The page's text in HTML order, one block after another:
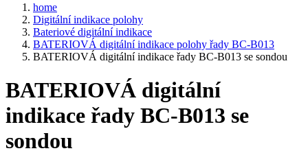
home
Digitální indikace polohy
Bateriové digitální indikace
BATERIOVÁ digitální indikace polohy řady BC-B013
BATERIOVÁ digitální indikace řady BC-B013 se sondou
BATERIOVÁ digitální
indikace řady BC-B013 se
sondou